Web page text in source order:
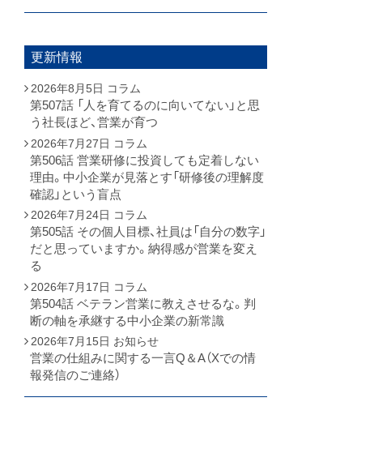
更新情報
2026年8月5日 コラム
第507話 「人を育てるのに向いてない」と思
う社長ほど、営業が育つ
2026年7月27日 コラム
第506話 営業研修に投資しても定着しない
理由。中小企業が見落とす「研修後の理解度
確認」という盲点
2026年7月24日 コラム
第505話 その個人目標、社員は「自分の数字」
だと思っていますか。納得感が営業を変え
る
2026年7月17日 コラム
第504話 ベテラン営業に教えさせるな。判
断の軸を承継する中小企業の新常識
2026年7月15日 お知らせ
営業の仕組みに関する一言Q＆A（Xでの情
報発信のご連絡）